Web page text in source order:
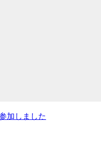
加しました